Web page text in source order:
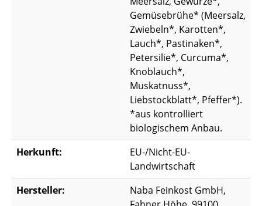
Gemüsebrühe* (Meersalz,
Zwiebeln*, Karotten*,
Lauch*, Pastinaken*,
Petersilie*, Curcuma*,
Knoblauch*,
Muskatnuss*,
Liebstockblatt*, Pfeffer*).
*aus kontrolliert
biologischem Anbau.
Herkunft:
EU-/Nicht-EU-
Landwirtschaft
Hersteller:
Naba Feinkost GmbH,